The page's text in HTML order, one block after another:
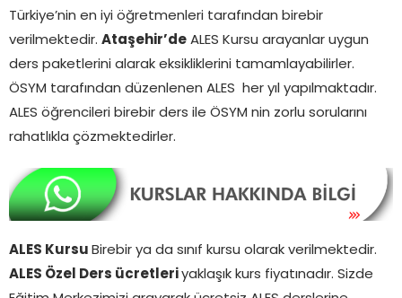
Türkiye’nin en iyi öğretmenleri tarafından birebir
verilmektedir. Ataşehir’de ALES Kursu arayanlar uygun
ders paketlerini alarak eksikliklerini tamamlayabilirler.
ÖSYM tarafından düzenlenen ALES her yıl yapılmaktadır.
ALES öğrencileri birebir ders ile ÖSYM nin zorlu sorularını
rahatlıkla çözmektedirler.
ALES Kursu Birebir ya da sınıf kursu olarak verilmektedir.
ALES Özel Ders ücretleri yaklaşık kurs fiyatınadır. Sizde